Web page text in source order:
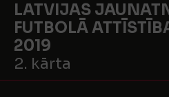
LATVIJAS
FUTBOLĀ
2019
2. kārta